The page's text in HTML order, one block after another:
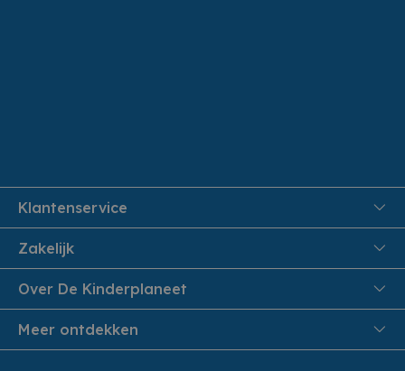
Klantenservice
FAQ
Veiligheid en Privacy
Levering aan huis
Zakelijk
Onthaalouders
Over De Kinderplaneet
Over ons
Werken bij De Kinderplaneet
Meer ontdekken